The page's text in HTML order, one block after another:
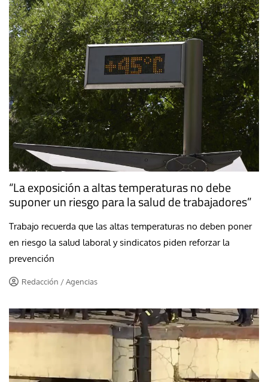
“La exposición a altas temperaturas no debe
suponer un riesgo para la salud de trabajadores”
Trabajo recuerda que las altas temperaturas no deben poner
en riesgo la salud laboral y sindicatos piden reforzar la
prevención
Redacción / Agencias